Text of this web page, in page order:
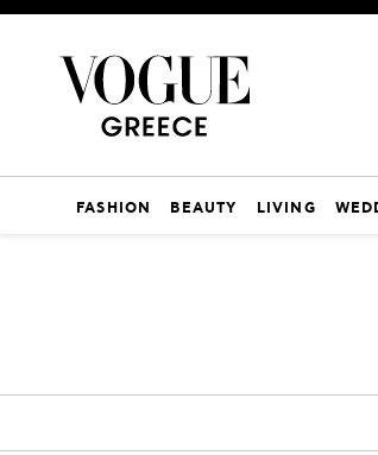
FASHION BEAUTY LIVING